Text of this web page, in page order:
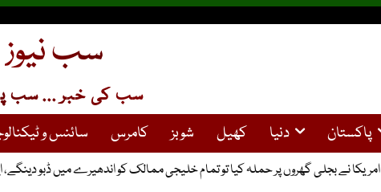
سب نیوز
سب کی خبر ... سب
پاکستان دنیا کھیل شوبز کامرس سائنس و
امریکا نے بجلی گھروں پر حملہ کیا تو تمام خلیجی ممالک کو اندھیرے میں ڈبو دینگے،
سولر صارفین کیلئے خوشخبری ، 25کلو واٹ تک سولر سسٹم کیلئے نیپرا سے لائسنس کی شرط ختم